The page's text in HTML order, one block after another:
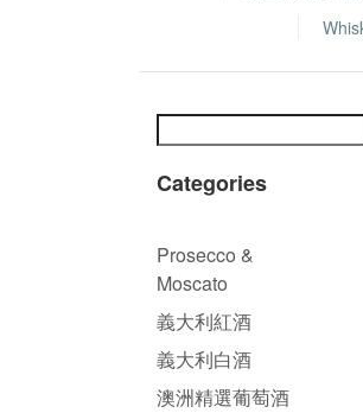
Categories
Prosecco &
Moscato
義大利紅酒
義大利白酒
澳洲精選葡萄酒